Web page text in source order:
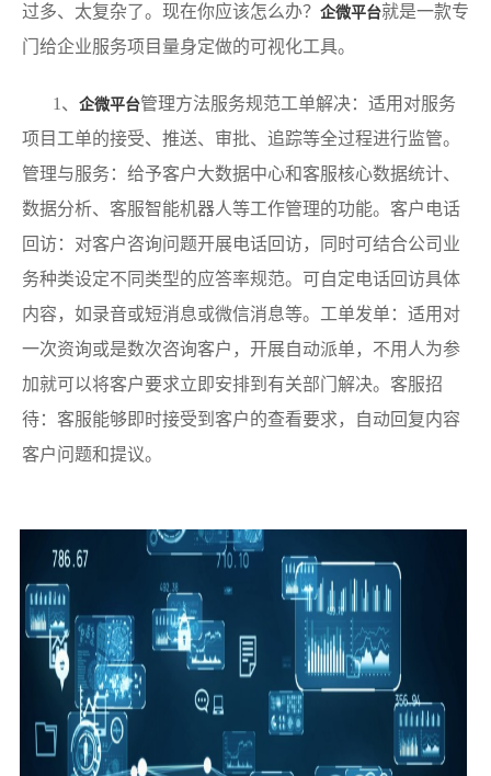
过多、太复杂了。现在你应该怎么办？ 企微平台就是一款专
门给企业服务项目量身定做的可视化工具。
1、 企微平台管理方法服务规范工单解决：适用对服务
项目工单的接受、推送、审批、追踪等全过程进行监管。
管理与服务：给予客户大数据中心和客服核心数据统计、
数据分析、客服智能机器人等工作管理的功能。客户电话
回访：对客户咨询问题开展电话回访，同时可结合公司业
务种类设定不同类型的应答率规范。可自定电话回访具体
内容，如录音或短消息或微信消息等。工单发单：适用对
一次资询或是数次咨询客户，开展自动派单，不用人为参
加就可以将客户要求立即安排到有关部门解决。客服招
待：客服能够即时接受到客户的查看要求，自动回复内容
客户问题和提议。